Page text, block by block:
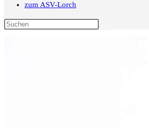
zum ASV-Lorch
Diese